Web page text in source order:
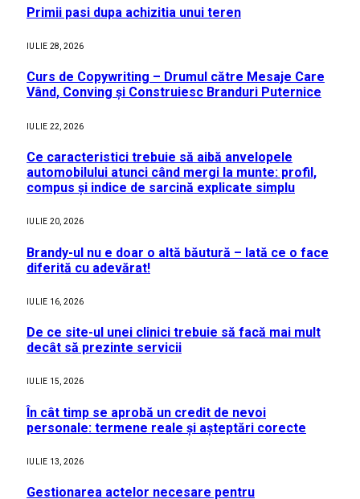
Primii pasi dupa achizitia unui teren
IULIE 28, 2026
Curs de Copywriting – Drumul către Mesaje Care
Vând, Conving și Construiesc Branduri Puternice
IULIE 22, 2026
Ce caracteristici trebuie să aibă anvelopele
automobilului atunci când mergi la munte: profil,
compus și indice de sarcină explicate simplu
IULIE 20, 2026
Brandy-ul nu e doar o altă băutură – Iată ce o face
diferită cu adevărat!
IULIE 16, 2026
De ce site-ul unei clinici trebuie să facă mai mult
decât să prezinte servicii
IULIE 15, 2026
În cât timp se aprobă un credit de nevoi
personale: termene reale și așteptări corecte
IULIE 13, 2026
Gestionarea actelor necesare pentru